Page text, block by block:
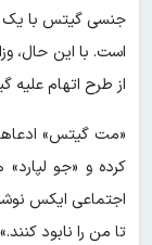
است. با این حال،
از طرح اتهام
کرده و «جو
اجتماعی ایکس
تا من را نابود کنند.»